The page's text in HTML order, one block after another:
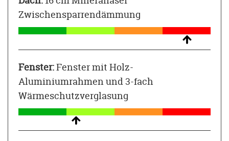
Zwischensparrendämmung
Fenster:Fenster mit Holz-
Aluminiumrahmen und 3-fach
Wärmeschutzverglasung